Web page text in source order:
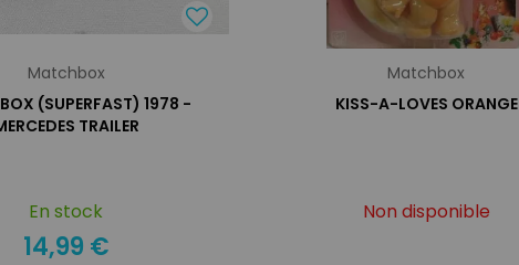
Matchbox
(SUPERFAST) 1978 -
TRAILER
En stock
14,99 €
Matchbox
KISS-A-LOVES ORANGE
Non disponible